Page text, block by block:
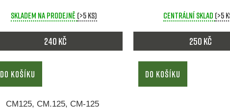
Centrální sklad (>5
250 Kč
DO KOŠÍKU
Skladem na prodejně (>5 ks)
240 Kč
DO KOŠÍKU
CM125, CM.125, CM-125